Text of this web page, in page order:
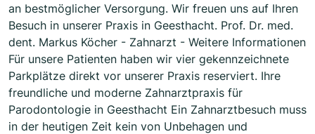
an bestmöglicher Versorgung. Wir freuen uns auf Ihren
Besuch in unserer Praxis in Geesthacht. Prof. Dr. med.
dent. Markus Köcher - Zahnarzt - Weitere Informationen
Für unsere Patienten haben wir vier gekennzeichnete
Parkplätze direkt vor unserer Praxis reserviert. Ihre
freundliche und moderne Zahnarztpraxis für
Parodontologie in Geesthacht Ein Zahnarztbesuch muss
in der heutigen Zeit kein von Unbehagen und